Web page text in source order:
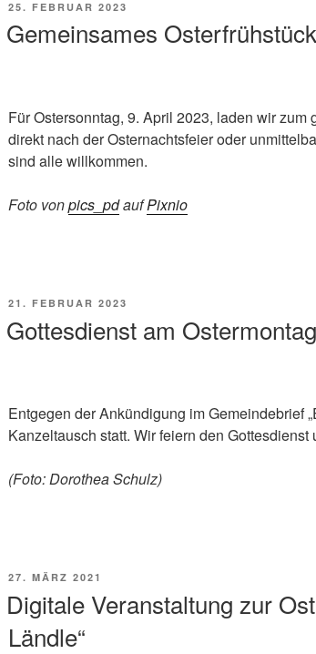
VERÖFFENTLICHT
25. FEBRUAR 2023
Gemeinsames
Für Ostersonntag, 9. April 2023, laden wir
direkt nach der Osternachtsfeier oder
sind alle willkommen.
Foto vonpics_pdaufPixnio
VERÖFFENTLICHT
21. FEBRUAR 2023
Gottesdienst am
Entgegen der Ankündigung im Gemeindebrief
Kanzeltausch statt. Wir feiern den
(Foto: Dorothea Schulz)
VERÖFFENTLICHT
27. MÄRZ 2021
Digitale Veranstaltung zur
Ländle“